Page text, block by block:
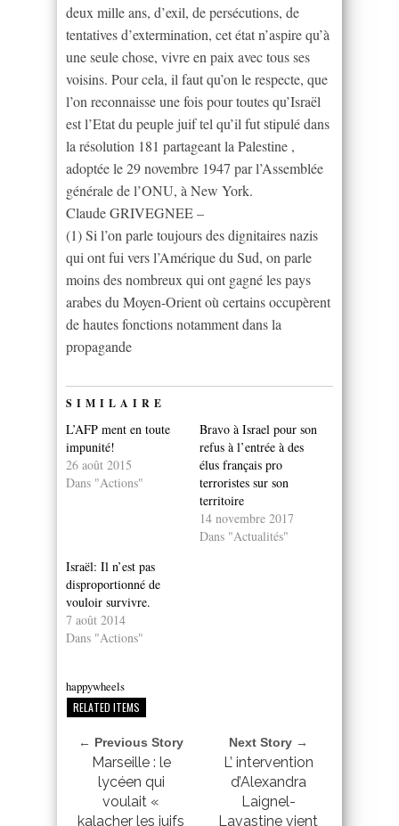
deux mille ans, d’exil, de persécutions, de
tentatives d’extermination, cet état n’aspire qu’à
une seule chose, vivre en paix avec tous ses
voisins. Pour cela, il faut qu’on le respecte, que
l’on reconnaisse une fois pour toutes qu’Israël
est l’Etat du peuple juif tel qu’il fut stipulé dans
la résolution 181 partageant la Palestine ,
adoptée le 29 novembre 1947 par l’Assemblée
générale de l’ONU, à New York.
Claude GRIVEGNEE –
(1) Si l’on parle toujours des dignitaires nazis
qui ont fui vers l’Amérique du Sud, on parle
moins des nombreux qui ont gagné les pays
arabes du Moyen-Orient où certains occupèrent
de hautes fonctions notamment dans la
propagande
SIMILAIRE
L’AFP ment en toute
impunité!
26 août 2015
Dans "Actions"
Bravo à Israel pour son
refus à l’entrée à des
élus français pro
terroristes sur son
territoire
14 novembre 2017
Dans "Actualités"
Israël: Il n’est pas
disproportionné de
vouloir survivre.
7 août 2014
Dans "Actions"
happywheels
RELATED ITEMS
← Previous Story
Marseille : le
lycéen qui
voulait «
kalacher les juifs
Next Story →
L’ intervention
d’Alexandra
Laignel-
Lavastine vient